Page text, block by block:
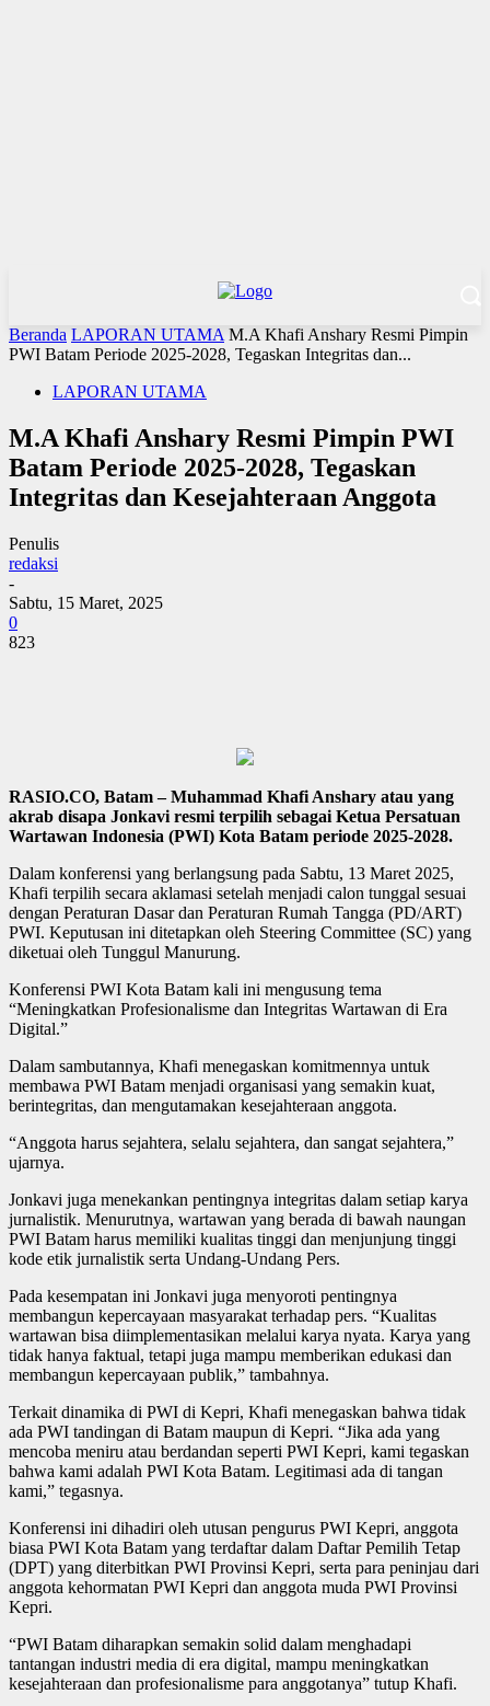
Beranda LAPORAN UTAMA M.A Khafi Anshary Resmi Pimpin
PWI Batam Periode 2025-2028, Tegaskan Integritas dan...
LAPORAN UTAMA
M.A Khafi Anshary Resmi Pimpin PWI
Batam Periode 2025-2028, Tegaskan
Integritas dan Kesejahteraan Anggota
Penulis
redaksi
-
Sabtu, 15 Maret, 2025
0
823
RASIO.CO, Batam – Muhammad Khafi Anshary atau yang
akrab disapa Jonkavi resmi terpilih sebagai Ketua Persatuan
Wartawan Indonesia (PWI) Kota Batam periode 2025-2028.
Dalam konferensi yang berlangsung pada Sabtu, 13 Maret 2025,
Khafi terpilih secara aklamasi setelah menjadi calon tunggal sesuai
dengan Peraturan Dasar dan Peraturan Rumah Tangga (PD/ART)
PWI. Keputusan ini ditetapkan oleh Steering Committee (SC) yang
diketuai oleh Tunggul Manurung.
Konferensi PWI Kota Batam kali ini mengusung tema
“Meningkatkan Profesionalisme dan Integritas Wartawan di Era
Digital.”
Dalam sambutannya, Khafi menegaskan komitmennya untuk
membawa PWI Batam menjadi organisasi yang semakin kuat,
berintegritas, dan mengutamakan kesejahteraan anggota.
“Anggota harus sejahtera, selalu sejahtera, dan sangat sejahtera,”
ujarnya.
Jonkavi juga menekankan pentingnya integritas dalam setiap karya
jurnalistik. Menurutnya, wartawan yang berada di bawah naungan
PWI Batam harus memiliki kualitas tinggi dan menjunjung tinggi
kode etik jurnalistik serta Undang-Undang Pers.
Pada kesempatan ini Jonkavi juga menyoroti pentingnya
membangun kepercayaan masyarakat terhadap pers. “Kualitas
wartawan bisa diimplementasikan melalui karya nyata. Karya yang
tidak hanya faktual, tetapi juga mampu memberikan edukasi dan
membangun kepercayaan publik,” tambahnya.
Terkait dinamika di PWI di Kepri, Khafi menegaskan bahwa tidak
ada PWI tandingan di Batam maupun di Kepri. “Jika ada yang
mencoba meniru atau berdandan seperti PWI Kepri, kami tegaskan
bahwa kami adalah PWI Kota Batam. Legitimasi ada di tangan
kami,” tegasnya.
Konferensi ini dihadiri oleh utusan pengurus PWI Kepri, anggota
biasa PWI Kota Batam yang terdaftar dalam Daftar Pemilih Tetap
(DPT) yang diterbitkan PWI Provinsi Kepri, serta para peninjau dari
anggota kehormatan PWI Kepri dan anggota muda PWI Provinsi
Kepri.
“PWI Batam diharapkan semakin solid dalam menghadapi
tantangan industri media di era digital, mampu meningkatkan
kesejahteraan dan profesionalisme para anggotanya” tutup Khafi.